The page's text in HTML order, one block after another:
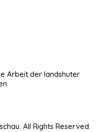
Arbeit der landshuter
All Rights Reserved.